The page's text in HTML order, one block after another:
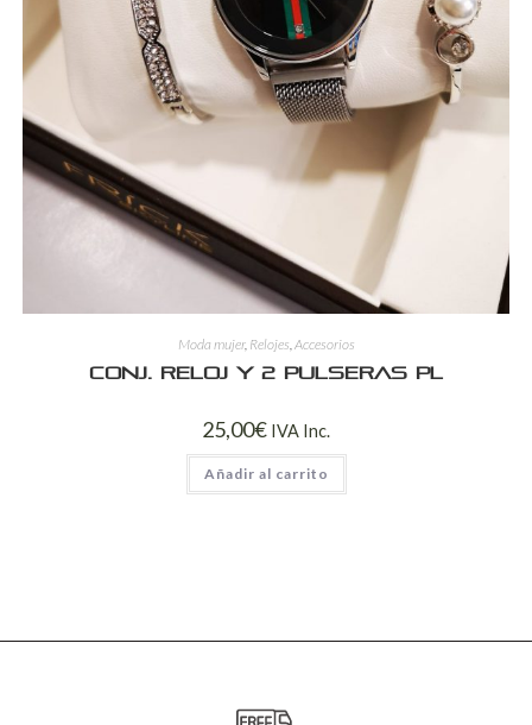
Moda mujer, Relojes,Accesorios
Conj. reloj y 2 pulseras PL
25,00€ IVA Inc.
Añadir al carrito